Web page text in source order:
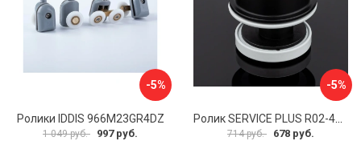
-5%
Ролики IDDIS 966M23GR4DZ
1 049 руб. 997 руб.
-5%
714 руб. 678 руб.